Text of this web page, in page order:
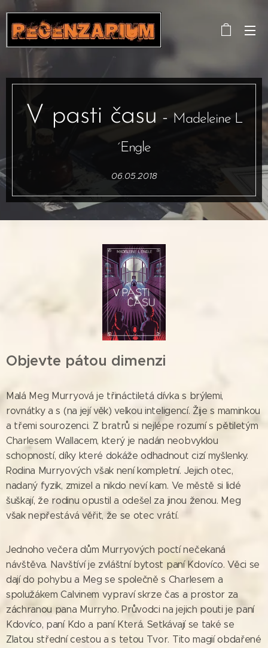
V pasti času - Madeleine L
´Engle
06.05.2018
Objevte pátou dimenzi
Malá Meg Murryová je třináctiletá dívka s brýlemi,
rovnátky a s (na její věk) velkou inteligencí. Žije s maminkou
a třemi sourozenci. Z bratrů si nejlépe rozumí s pětiletým
Charlesem Wallacem, který je nadán neobvyklou
schopností, díky které dokáže odhadnout cizí myšlenky.
Rodina Murryových však není kompletní. Jejich otec,
nadaný fyzik, zmizel a nikdo neví kam. Ve městě si lidé
šuškají, že rodinu opustil a odešel za jinou ženou. Meg
však nepřestává věřit, že se otec vrátí.
Jednoho večera dům Murryových poctí nečekaná
návštěva. Navštíví je zvláštní bytost paní Kdovíco. Věci se
dají do pohybu a Meg se společně s Charlesem a
spolužákem Calvinem vypraví skrze čas a prostor za
záchranou pana Murryho. Průvodci na jejich pouti je paní
Kdovíco, paní Kdo a paní Která. Setkávají se také se
Zlatou střední cestou a s tetou Tvor. Tito magií obdařené